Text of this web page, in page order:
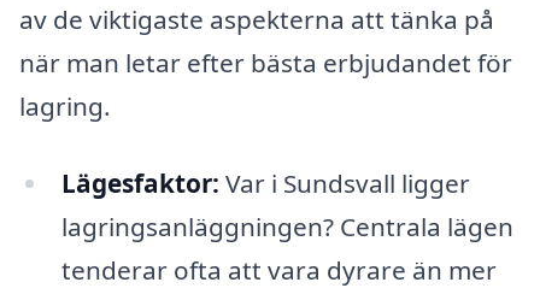
av de viktigaste aspekterna att tänka på
när man letar efter bästa erbjudandet för
lagring.
Lägesfaktor: Var i Sundsvall ligger
lagringsanläggningen? Centrala lägen
tenderar ofta att vara dyrare än mer